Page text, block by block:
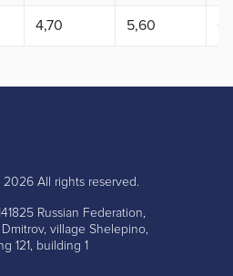
4,70 5,60
2026 All rights reserved.
Russian Federation,
village Shelepino,
121, building 1